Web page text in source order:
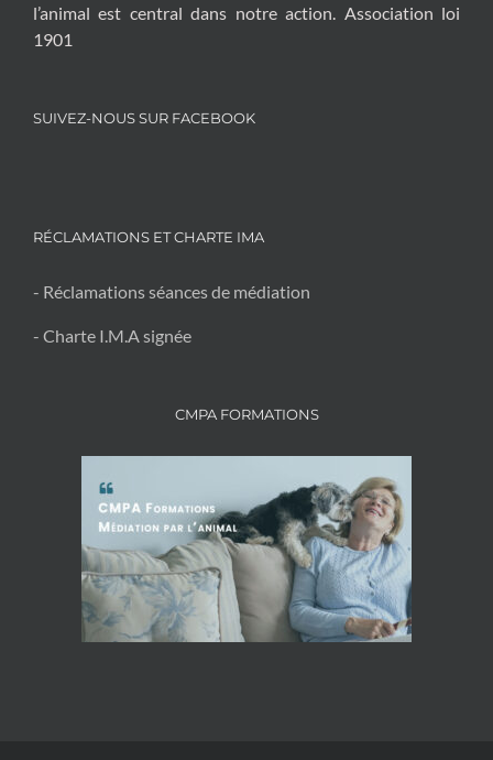
l’animal est central dans notre action. Association loi
1901
SUIVEZ-NOUS SUR FACEBOOK
RÉCLAMATIONS ET CHARTE IMA
- Réclamations séances de médiation
- Charte I.M.A signée
CMPA FORMATIONS